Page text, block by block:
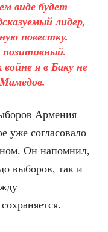
виде будет
лидер,
повестку.
я в Баку не
Армения
уже согласовало
Он напомнил,
выборов, так и